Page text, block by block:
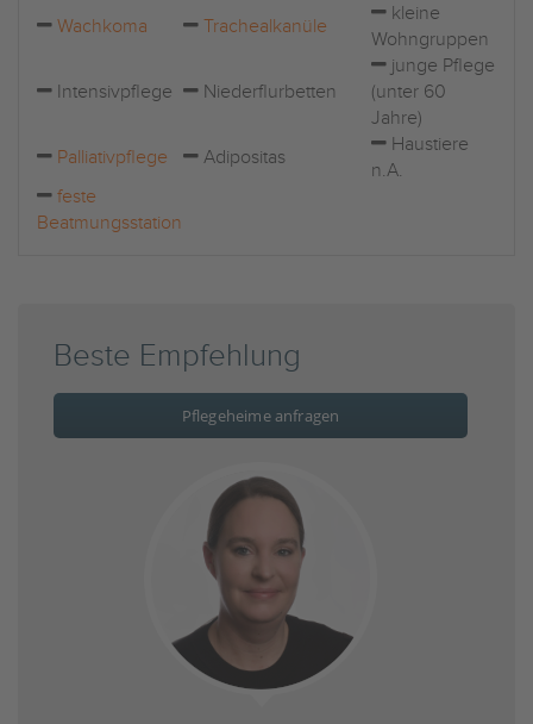
Wachkoma
Trachealkanüle
kleine
Wohngruppen
Intensivpflege Niederflurbetten
junge Pflege
(unter 60
Jahre)
Palliativpflege
Adipositas
Haustiere
n.A.
feste
Beatmungsstation
Beste Empfehlung
Pflegeheime anfragen